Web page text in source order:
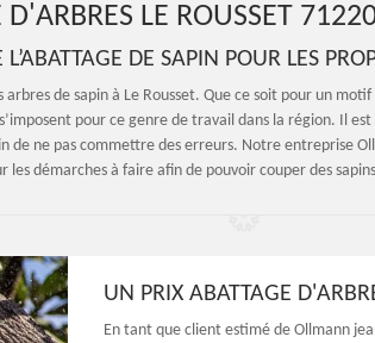
D'ARBRES LE ROUSSET
L’ABATTAGE DE SAPIN POUR LES
arbres de sapin à Le Rousset. Que ce soit pour un
pour ce genre de travail dans la région. Il
de ne pas commettre des erreurs. Notre entreprise
les démarches à faire afin de pouvoir couper des
UN PRIX ABATTAGE
En tant que client estimé de Ollmann